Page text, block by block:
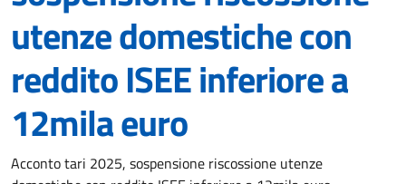
utenze domestiche con
reddito ISEE inferiore a
12mila euro
Dettagli della notizia
Acconto tari 2025, sospensione riscossione utenze